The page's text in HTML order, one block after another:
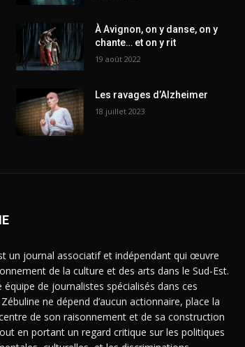
À Avignon, on y danse, on y
chante… et on y rit
19 août 2022
Les ravages d’Alzheimer
18 juillet 2023
un journal associatif et indépendant qui œuvre
de la culture et des arts dans le Sud-Est.
équipe de journalistes spécialisés dans ces
ne dépend d’aucun actionnaire, place la
de son raisonnement et de sa construction
en portant un regard critique sur les politiques